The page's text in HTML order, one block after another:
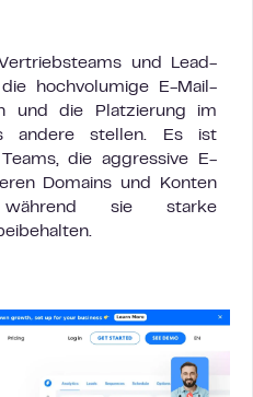
und Lead-
hochvolumige E-Mail-
und die Platzierung im
andere stellen. Es ist
die aggressive E-
Domains und Konten
sie starke